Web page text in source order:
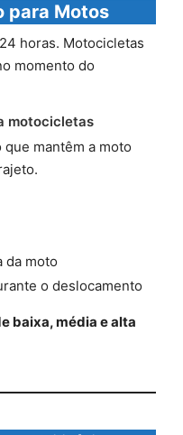
para Motos
24 horas. Motocicletas
momento do
motocicletas
mantêm a moto
da moto
o deslocamento
baixa, média e alta